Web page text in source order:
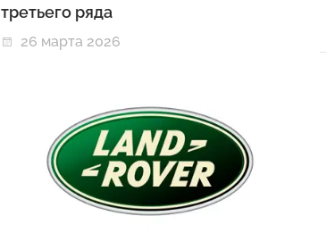
третьего ряда
26 марта 2026